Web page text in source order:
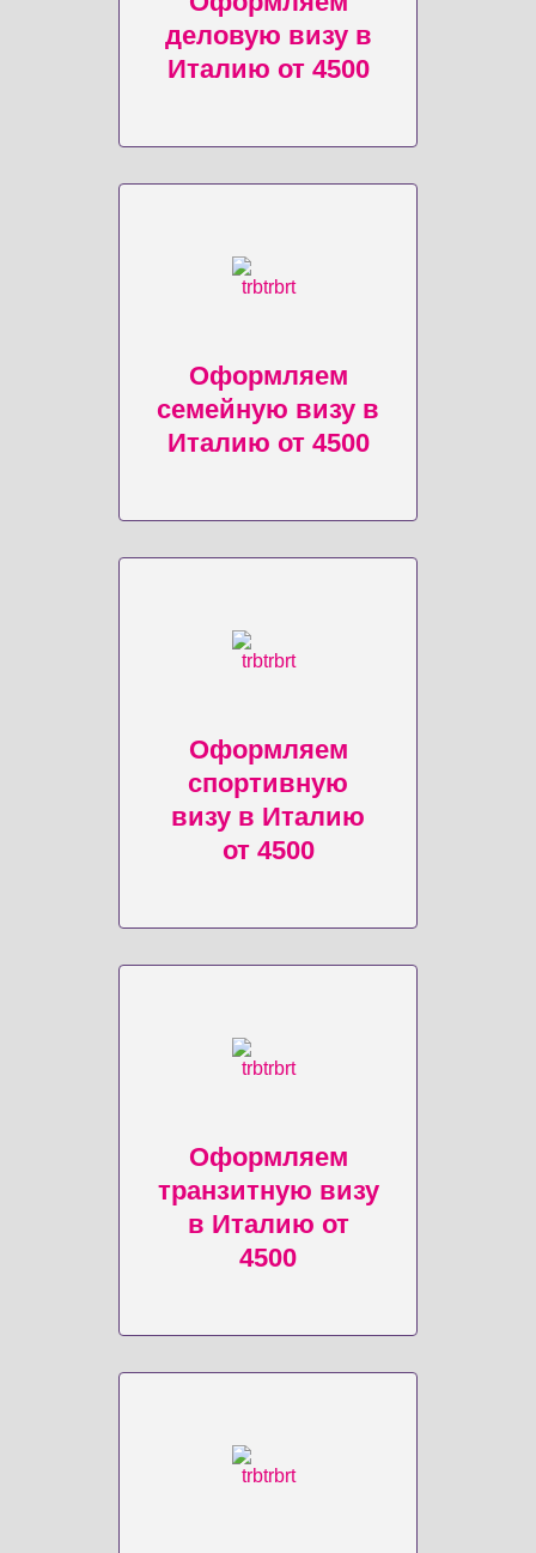
деловую визу в
Италию от 4500
Оформляем
семейную визу в
Италию от 4500
Оформляем
спортивную
визу в Италию
от 4500
Оформляем
транзитную визу
в Италию от
4500